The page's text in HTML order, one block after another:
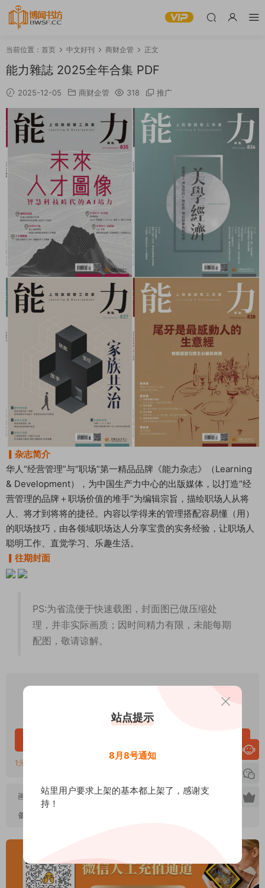
当前位置： 首页 中文好刊 商财企管 正文
能力雜誌 2025全年合集 PDF
2025-12-05 商财企管 318 推广
▎杂志简介
华人“经营管理”与“职场”第一精品品牌《能力杂志》（Learning
& Development），为中国生产力中心的出版媒体，以打造“经
营管理的品牌＋职场价值的堆手”为编辑宗旨，描绘职场人从将
人、将才到将将的捷径。内容以学得来的管理搭配容易懂（用）
的职场技巧，由各领域职场达人分享宝贵的实务经验，让职场人
聪明工作、直觉学习、乐趣生活。
▎往期封面
PS:为省流便于快速载图，封面图已做压缩处
理，并非实际画质；因时间精力有限，未能每期
配图，敬请谅解。
5
VIP免费
升级VIP
1元=1金币，链接失效或错误联系QQ客服：2107286680
画质： 高清PDF
备注：
站点提示
8月8号通知
站里用户要求上架的基本都上架了，感谢支
持！